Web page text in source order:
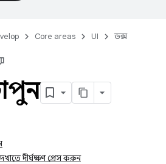
Core areas UI ডক্স
দীর্ঘক্ষণ প্রেস করুন